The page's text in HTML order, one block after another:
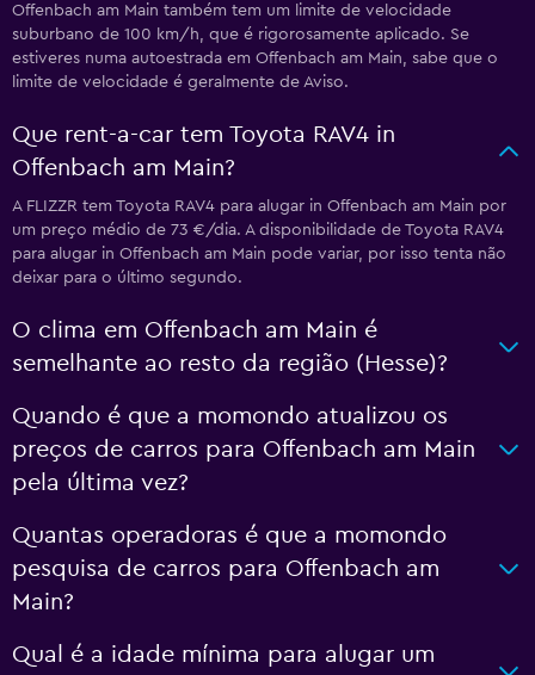
Offenbach am Main também tem um limite de velocidade
suburbano de 100 km/h, que é rigorosamente aplicado. Se
estiveres numa autoestrada em Offenbach am Main, sabe que o
limite de velocidade é geralmente de Aviso.
Que rent-a-car tem Toyota RAV4 in
Offenbach am Main?
A FLIZZR tem Toyota RAV4 para alugar in Offenbach am Main por
um preço médio de 73 €/dia. A disponibilidade de Toyota RAV4
para alugar in Offenbach am Main pode variar, por isso tenta não
deixar para o último segundo.
O clima em Offenbach am Main é
semelhante ao resto da região (Hesse)?
Quando é que a momondo atualizou os
preços de carros para Offenbach am Main
pela última vez?
Quantas operadoras é que a momondo
pesquisa de carros para Offenbach am
Main?
Qual é a idade mínima para alugar um